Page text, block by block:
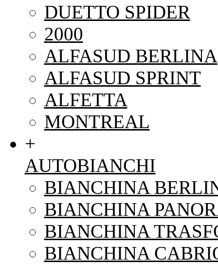
DUETTO SPIDER
2000
ALFASUD BERLINA
ALFASUD SPRINT
ALFETTA
MONTREAL
+
AUTOBIANCHI
BIANCHINA
BIANCHINA
BIANCHINA
BIANCHINA